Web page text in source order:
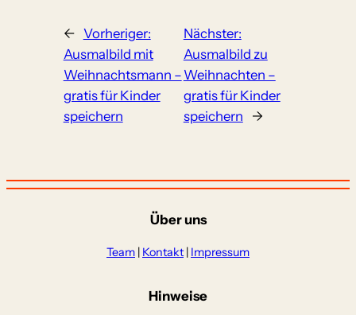
← Vorheriger:
Ausmalbild mit
Weihnachtsmann –
gratis für Kinder
speichern
Nächster:
Ausmalbild zu
Weihnachten –
gratis für Kinder
speichern
→
Über uns
Team | Kontakt | Impressum
Hinweise